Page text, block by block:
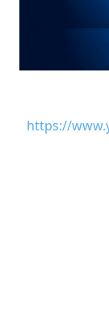
https://